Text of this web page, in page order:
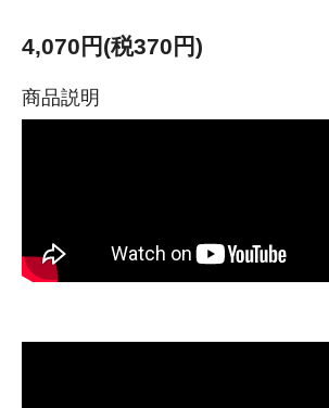
4,070円(税370円)
商品説明